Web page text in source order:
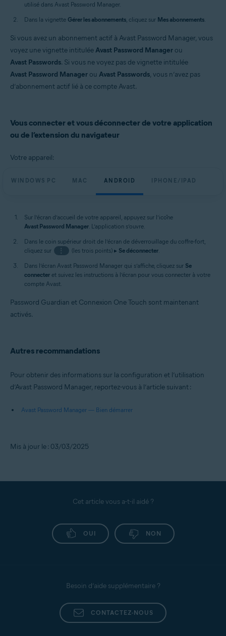
utilisé dans Avast Password Manager.
Dans la vignette Gérer les abonnements, cliquez sur Mes abonnements.
Si vous avez un abonnement actif à Avast Password Manager, vous
voyez une vignette intituléeAvast Password Manager ou
Avast Passwords. Si vous ne voyez pas de vignette intitulée
Avast Password Manager ou Avast Passwords, vous n’avez pas
d’abonnement actif lié à ce compte Avast.
Vous connecter et vous déconnecter de votre application
ou de l’extension du navigateur
Votre appareil:
WINDOWS PC MAC ANDROID IPHONE/IPAD
Sur l’écran d’accueil de votre appareil, appuyez sur l’icône
Avast Password Manager. L’application s’ouvre.
Dans le coin supérieur droit de l’écran de déverrouillage du coffre-fort,
cliquez sur
⋮ (les trois points) ▸ Se déconnecter.
Dans l’écran Avast Password Manager qui s’affiche, cliquez sur Se
connecter et suivez les instructions à l’écran pour vous connecter à votre
compte Avast.
Password Guardian et Connexion One Touch sont maintenant
activés.
Autres recommandations
Pour obtenir des informations sur la configuration et l’utilisation
d’Avast Password Manager, reportez-vous à l’article suivant :
Avast Password Manager — Bien démarrer
Mis à jour le : 03/03/2025
Cet article vous a-t-il aidé ?
OUI NON
Besoin d’aide supplémentaire ?
CONTACTEZ-NOUS